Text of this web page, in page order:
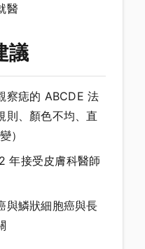
醫
議
察痣的 ABCDE 法
則、顏色不均、直
）
年接受皮膚科醫師
與鱗狀細胞癌與長